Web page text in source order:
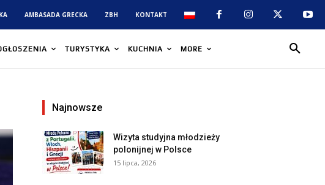
AMBASADA GRECKA ZBH KONTAKT
TURYSTYKA KUCHNIA MORE
Najnowsze
Wizyta studyjna młodzieży
polonijnej w Polsce
15 lipca, 2026